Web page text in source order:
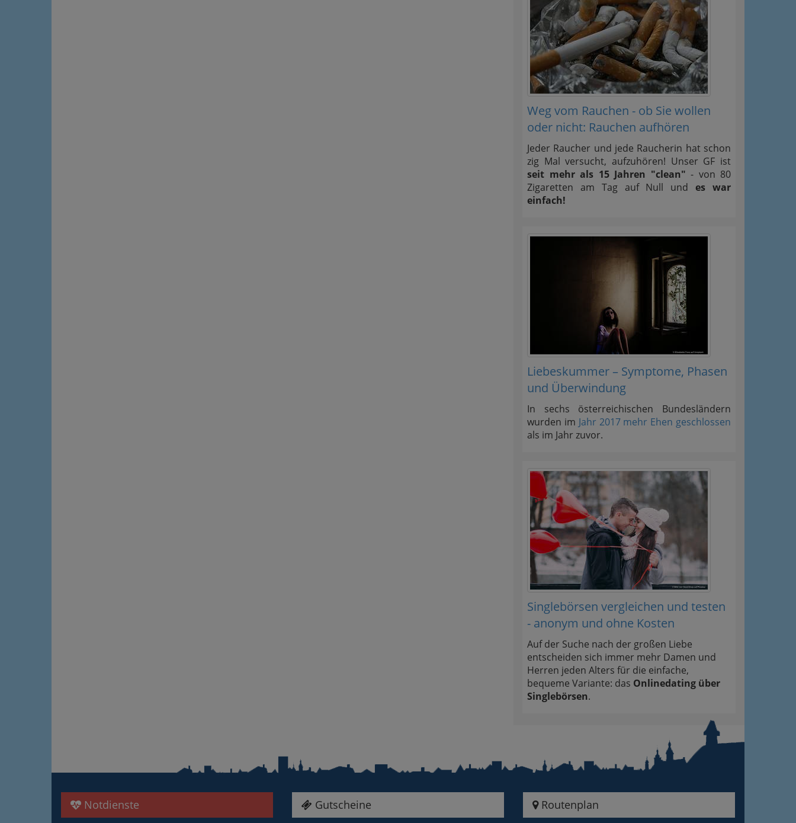
Weg vom Rauchen - ob Sie wollen
oder nicht: Rauchen aufhören
Jeder Raucher und jede Raucherin hat schon
zig Mal versucht, aufzuhören! Unser GF ist
seit mehr als 15 Jahren "clean" - von 80
Zigaretten am Tag auf Null undes war
einfach!
Liebeskummer – Symptome, Phasen
und Überwindung
In sechs österreichischen Bundesländern
wurden im Jahr 2017 mehr Ehen geschlossen
als im Jahr zuvor.
Singlebörsen vergleichen und testen
- anonym und ohne Kosten
Auf der Suche nach der großen Liebe
entscheiden sich immer mehr Damen und
Herren jeden Alters für die einfache,
bequeme Variante: das Onlinedating über
Singlebörsen.
Notdienste Gutscheine Routenplan